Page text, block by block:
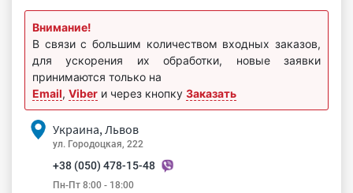
Внимание!
В связи с большим количеством входных заказов,
для ускорения их обработки, новые заявки
принимаются только на
Email, Viber и через кнопку Заказать
Украина, Львов
ул. Городоцкая, 222
+38 (050) 478-15-48
Пн-Пт 8:00 - 18:00